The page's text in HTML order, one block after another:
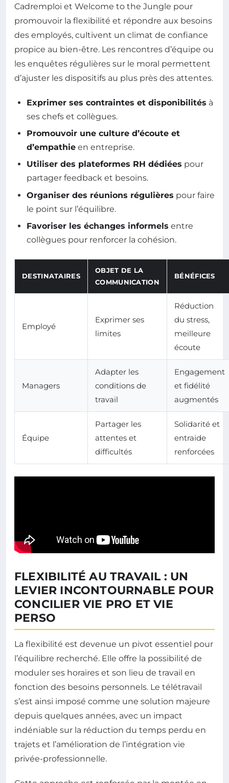
Cadremploi et Welcome to the Jungle pour
promouvoir la flexibilité et répondre aux besoins
des employés, cultivent un climat de confiance
propice au bien-être. Les rencontres d’équipe ou
les enquêtes régulières sur le moral permettent
d’ajuster les dispositifs au plus près des attentes.
Exprimer ses contraintes et disponibilités à
ses chefs et collègues.
Promouvoir une culture d’écoute et
d’empathie en entreprise.
Utiliser des plateformes RH dédiées pour
partager feedback et besoins.
Organiser des réunions régulières pour faire
le point sur l’équilibre.
Favoriser les échanges informels entre
collègues pour renforcer la cohésion.
DESTINATAIRES
OBJET DE LA
COMMUNICATION
BÉNÉFICES
Employé
Exprimer ses
limites
Réduction
du stress,
meilleure
écoute
Managers
Adapter les
conditions de
travail
Engagement
et fidélité
augmentés
Équipe
Partager les
attentes et
difficultés
Solidarité et
entraide
renforcées
FLEXIBILITÉ AU TRAVAIL : UN
LEVIER INCONTOURNABLE POUR
CONCILIER VIE PRO ET VIE
PERSO
La flexibilité est devenue un pivot essentiel pour
l’équilibre recherché. Elle offre la possibilité de
moduler ses horaires et son lieu de travail en
fonction des besoins personnels. Le télétravail
s’est ainsi imposé comme une solution majeure
depuis quelques années, avec un impact
indéniable sur la réduction du temps perdu en
trajets et l’amélioration de l’intégration vie
privée-professionnelle.